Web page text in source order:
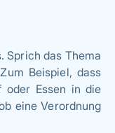
Sprich das Thema
Beispiel, dass
oder Essen in die
eine Verordnung